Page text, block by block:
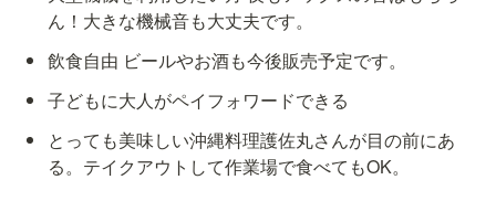
ん！大きな機械音も大丈夫です。
飲食自由 ビールやお酒も今後販売予定です。
子どもに大人がペイフォワードできる
とっても美味しい沖縄料理護佐丸さんが目の前にあ
る。テイクアウトして作業場で食べてもOK。